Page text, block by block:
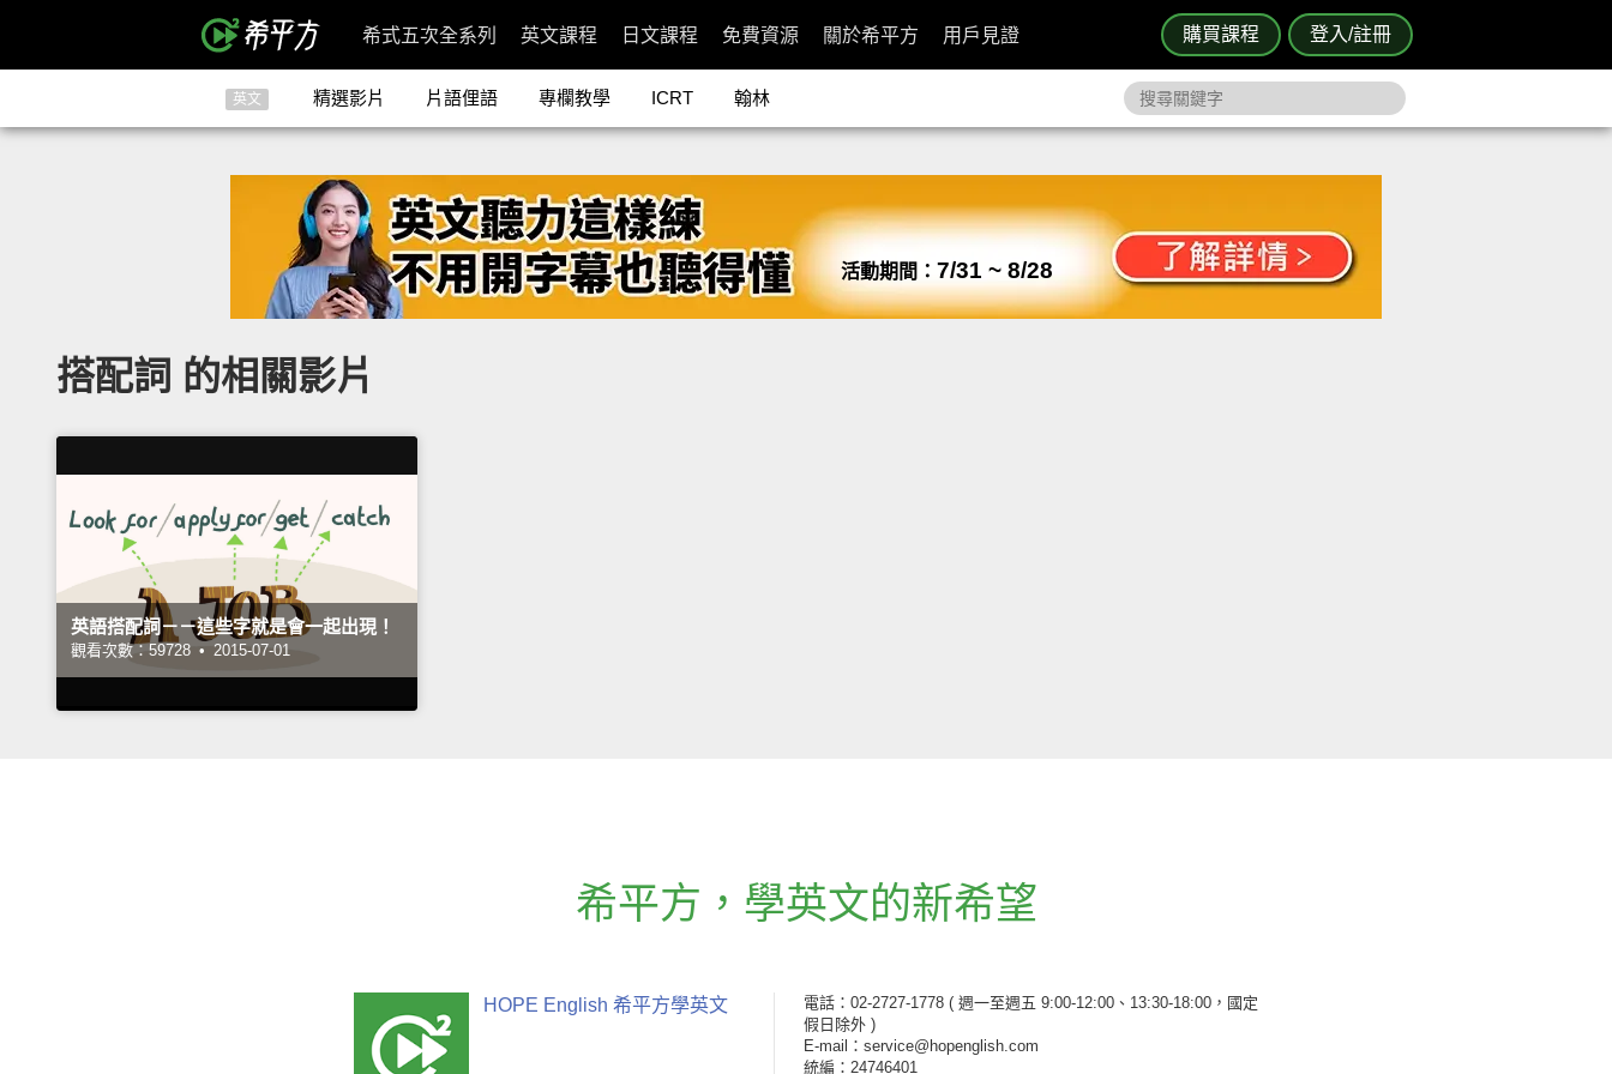
購買課程 登入/註冊
希式五次全系列 英文課程 日文課程 免費資源 關於希平方 用戶見證
英文 精選影片 片語俚語 專欄教學 ICRT 翰林
活動期間： 7/31 ~ 8/28
搭配詞 的相關影片
英語搭配詞－－這些字就是會一起出現！
觀看次數：59728 • 2015-07-01
希平方 ， 學英文的新希望
HOPE English 希平方學英文 電話：02-2727-1778 ( 週一至週五 9:00-12:00、13:30-18:00，國定
假日除外 )
E-mail：service@hopenglish.com
統編：24746401